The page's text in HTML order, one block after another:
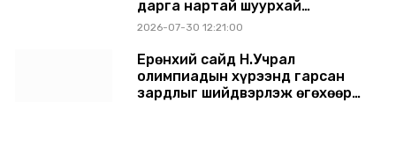
дарга нартай шуурхай
хуралдлаа
2026-07-30 12:21:00
Ерөнхий сайд Н.Учрал
олимпиадын хүрээнд гарсан
зардлыг шийдвэрлэж өгөхөөр